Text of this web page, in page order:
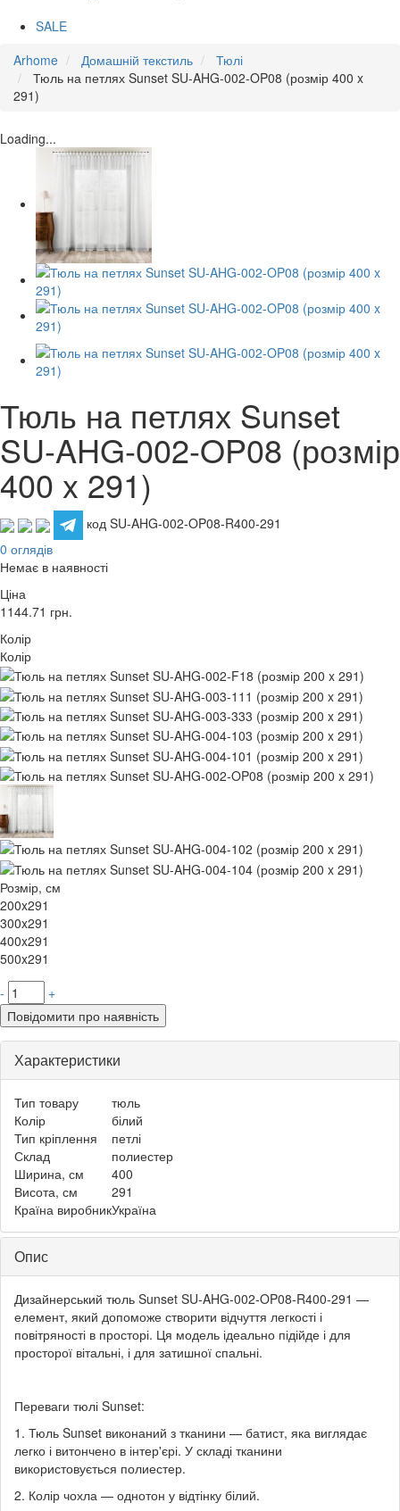
SALE
Arhome
Домашній текстиль
Тюлі
Тюль на петлях Sunset SU-AHG-002-OP08 (розмір 400 x
291)
Loading...
Тюль на петлях Sunset
SU-AHG-002-OP08 (розмір
400 x 291)
код SU-AHG-002-OP08-R400-291
0 оглядів
Немає в наявності
Ціна
1144.71 грн.
Колір
Колір
Розмір, см
200x291
300x291
400x291
500x291
-
+
Повідомити про наявність
Характеристики
Тип товару
тюль
Колір
білий
Тип кріплення
петлі
Склад
полиестер
Ширина, см
400
Висота, см
291
Країна виробникУкраїна
Опис
Дизайнерський тюль Sunset SU-AHG-002-OP08-R400-291 —
елемент, який допоможе створити відчуття легкості і
повітряності в просторі. Ця модель ідеально підійде і для
просторої вітальні, і для затишної спальні.
Переваги тюлі Sunset:
1. Тюль Sunset виконаний з тканини — батист, яка виглядає
легко і витончено в інтер'єрі. У складі тканини
використовується полиестер.
2. Колір чохла — однотон у відтінку білий.